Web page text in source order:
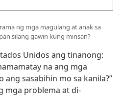
ng mga magulang at anak sa
silang gawin kung minsan?
Unidos ang tinanong:
na ang mga
ang sasabihin mo sa kanila?”
mga problema at di-